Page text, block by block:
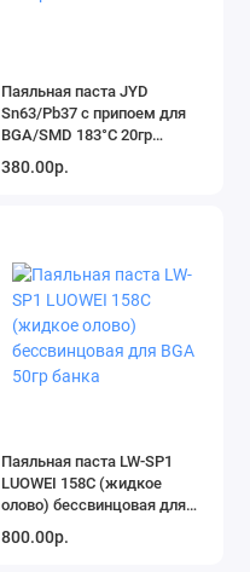
Паяльная паста JYD
Sn63/Pb37 с припоем для
BGA/SMD 183°C 20гр
380.00р.
Паяльная паста LW-SP1
LUOWEI 158C (жидкое
олово) бессвинцовая для
800.00р.